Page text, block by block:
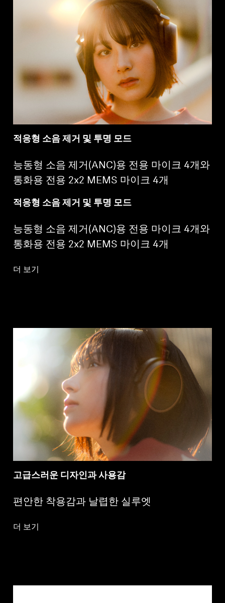
적응형 소음 제거 및 투명 모드
능동형 소음 제거(ANC)용 전용 마이크 4개와
통화용 전용 2x2 MEMS 마이크 4개
적응형 소음 제거 및 투명 모드
능동형 소음 제거(ANC)용 전용 마이크 4개와
통화용 전용 2x2 MEMS 마이크 4개
더 보기
고급스러운 디자인과 사용감
편안한 착용감과 날렵한 실루엣
더 보기